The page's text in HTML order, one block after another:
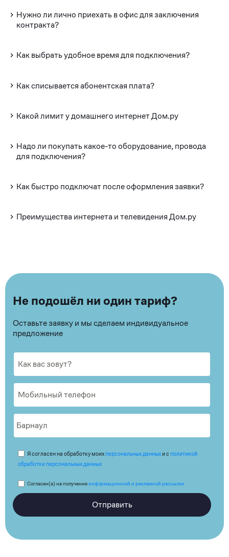
Нужно ли лично приехать в офис для заключения
контракта?
Как выбрать удобное время для подключения?
Как списывается абонентская плата?
Какой лимит у домашнего интернет Дом.ру
Надо ли покупать какое-то оборудование, провода
для подключения?
Как быстро подключат после оформления заявки?
Преимущества интернета и телевидения Дом.ру
Не подошёл ни один тариф?
Оставьте заявку и мы сделаем индивидуальное
предложение
Я согласен на обработку моих персональных данныхи с политикой
обработки персональных данных
Согласен(а) на получениеинформационной и рекламной рассылки
Отправить